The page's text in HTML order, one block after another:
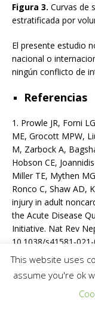
Figura 3. Curvas de
estratificada por
El presente estudio
nacional o
ningún conflicto de
Referencias
1. Prowle JR, Forni
ME, Grocott MPW,
M, Zarbock A,
Hobson CE,
Miller TE, Mythen
Ronco C, Shaw AD,
injury in adult
the Acute Disease
Initiative. Nat Rev
10.1038/s41581-
https://doi.org/
2. Sam D. Gumbert,
Vanga, Semhar J.
Eltzschig;
This website uses
assume you're ok